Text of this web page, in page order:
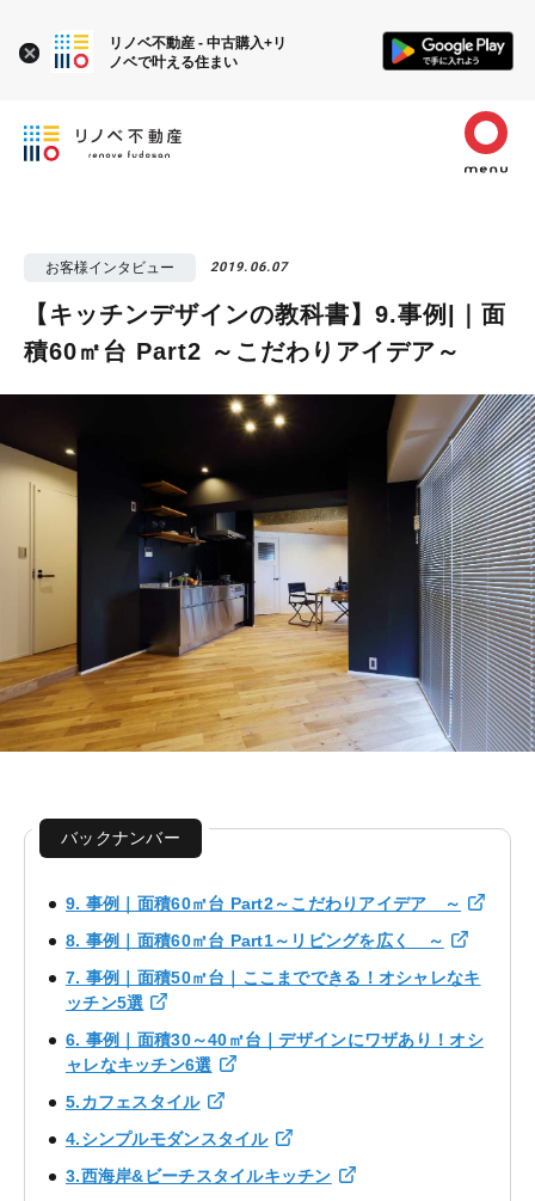
お客様インタビュー 2019.06.07
【キッチンデザインの教科書】9.事例|｜面
積60㎡台 Part2 ～こだわりアイデア～
バックナンバー
9. 事例｜面積60㎡台 Part2～こだわりアイデア ～
8. 事例｜面積60㎡台 Part1～リビングを広く ～
7. 事例｜面積50㎡台｜ここまでできる！オシャレなキ
ッチン5選
6. 事例｜面積30～40㎡台｜デザインにワザあり！オシ
ャレなキッチン6選
5.カフェスタイル
4.シンプルモダンスタイル
3.西海岸&ビーチスタイルキッチン
リノベ不動産 - 中古購入+リ
ノベで叶える住まい